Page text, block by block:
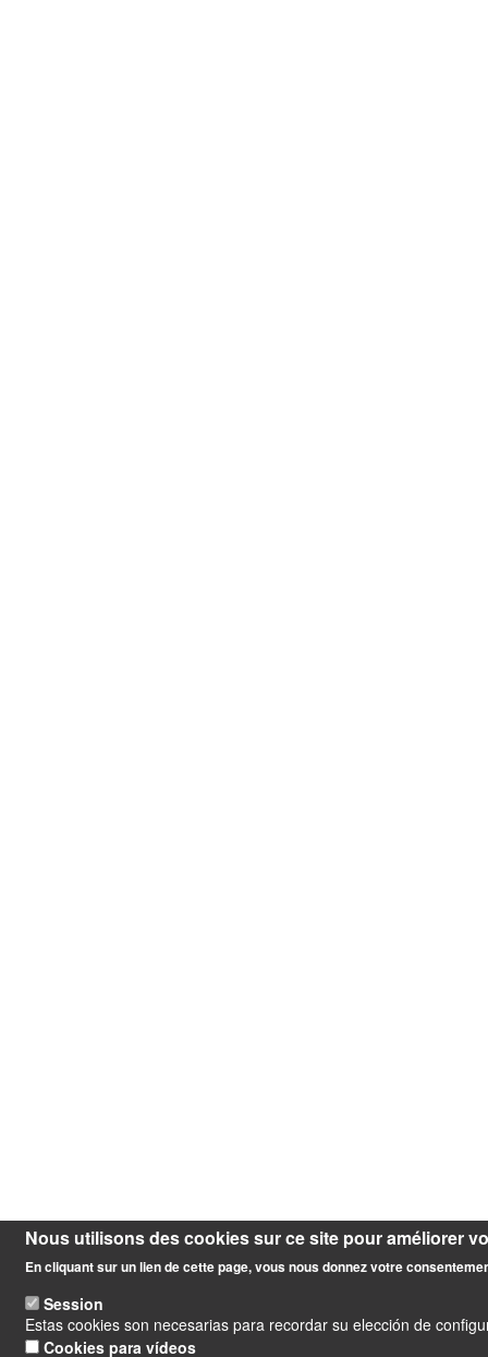
Nous utilisons des cookies sur ce site pour améliorer
En cliquant sur un lien de cette page, vous nous donnez votre
Session
Estas cookies son necesarias para recordar su elección de
Cookies para vídeos